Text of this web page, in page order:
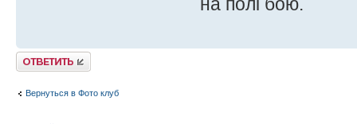
Ответить
Вернуться в Фото клуб